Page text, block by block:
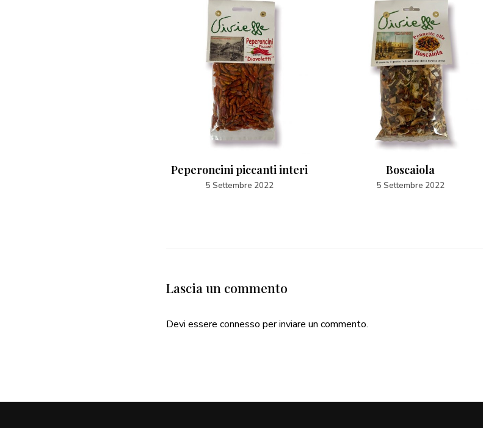
Peperoncini piccanti interi
5 Settembre 2022
Boscaiola
5 Settembre 2022
Lascia un commento
Devi essere connesso per inviare un commento.